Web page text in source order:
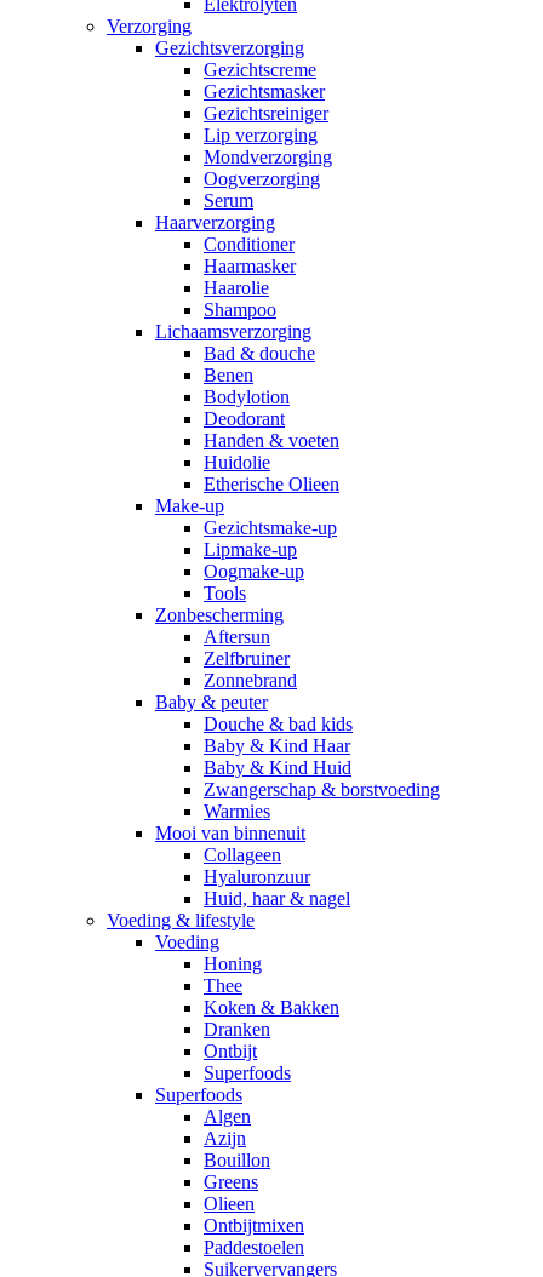
Elektrolyten
Verzorging
Gezichtsverzorging
Gezichtscreme
Gezichtsmasker
Gezichtsreiniger
Lip verzorging
Mondverzorging
Oogverzorging
Serum
Haarverzorging
Conditioner
Haarmasker
Haarolie
Shampoo
Lichaamsverzorging
Bad & douche
Benen
Bodylotion
Deodorant
Handen & voeten
Huidolie
Etherische Olieen
Make-up
Gezichtsmake-up
Lipmake-up
Oogmake-up
Tools
Zonbescherming
Aftersun
Zelfbruiner
Zonnebrand
Baby & peuter
Douche & bad kids
Baby & Kind Haar
Baby & Kind Huid
Zwangerschap & borstvoeding
Warmies
Mooi van binnenuit
Collageen
Hyaluronzuur
Huid, haar & nagel
Voeding & lifestyle
Voeding
Honing
Thee
Koken & Bakken
Dranken
Ontbijt
Superfoods
Superfoods
Algen
Azijn
Bouillon
Greens
Olieen
Ontbijtmixen
Paddestoelen
Suikervervangers